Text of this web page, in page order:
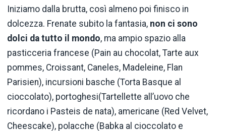
Iniziamo dalla brutta, così almeno poi finisco in
dolcezza. Frenate subito la fantasia, non ci sono
dolci da tutto il mondo, ma ampio spazio alla
pasticceria francese (Pain au chocolat, Tarte aux
pommes, Croissant, Caneles, Madeleine, Flan
Parisien), incursioni basche (Torta Basque al
cioccolato), portoghesi(Tartellette all’uovo che
ricordano i Pasteis de nata), americane (Red Velvet,
Cheescake), polacche (Babka al cioccolato e